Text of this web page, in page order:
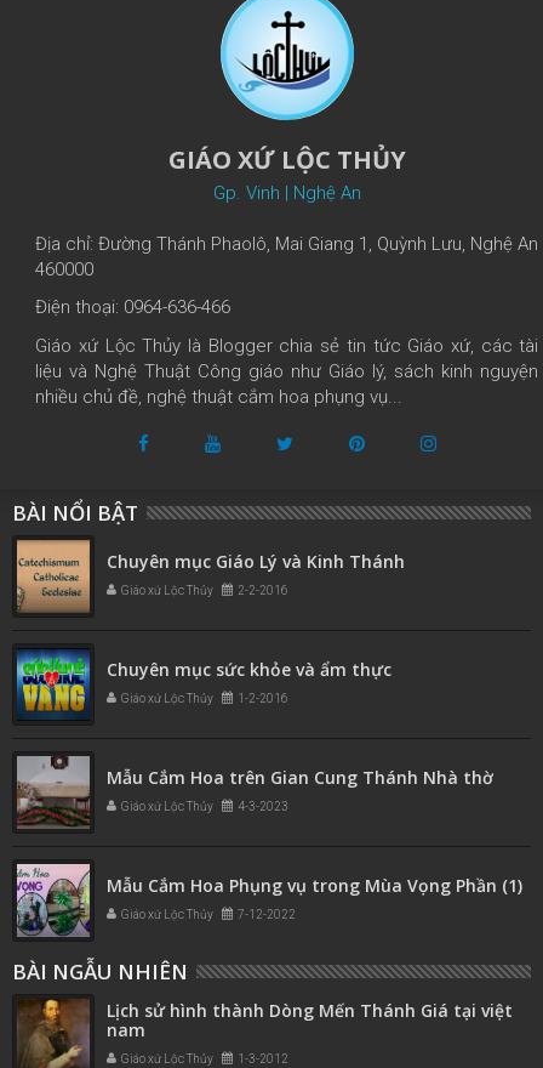
GIÁO XỨ LỘC THỦY
Gp. Vinh | Nghệ An
Địa chỉ: Đường Thánh Phaolô, Mai Giang 1, Quỳnh Lưu, Nghệ An
460000
Điện thoại: 0964-636-466
Giáo xứ Lộc Thủy là Blogger chia sẻ tin tức Giáo xứ, các tài
liệu và Nghệ Thuật Công giáo như Giáo lý, sách kinh nguyện
nhiều chủ đề, nghệ thuật cắm hoa phụng vụ...
BÀI NỔI BẬT
Chuyên mục Giáo Lý và Kinh Thánh
Giáo xứ Lộc Thủy 2-2-2016
Chuyên mục sức khỏe và ẩm thực
Giáo xứ Lộc Thủy 1-2-2016
Mẫu Cắm Hoa trên Gian Cung Thánh Nhà thờ
Giáo xứ Lộc Thủy 4-3-2023
Mẫu Cắm Hoa Phụng vụ trong Mùa Vọng Phần (1)
Giáo xứ Lộc Thủy 7-12-2022
BÀI NGẪU NHIÊN
Lịch sử hình thành Dòng Mến Thánh Giá tại việt
nam
Giáo xứ Lộc Thủy 1-3-2012